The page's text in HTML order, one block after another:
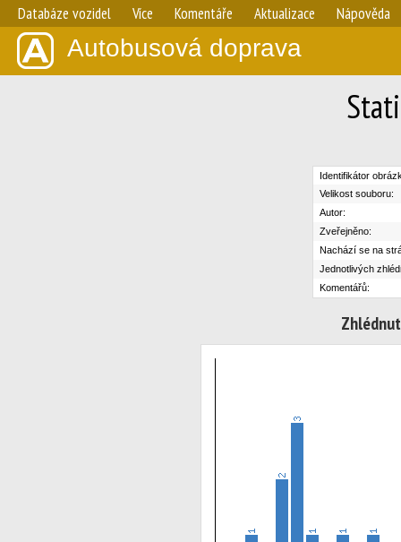
Databáze vozidel Více Komentáře Aktualizace Nápověda
Autobusová doprava
Identifikátor
Velikost souboru:
Autor:
Zveřejněno:
Nachází se na
Jednotlivých
Komentářů: